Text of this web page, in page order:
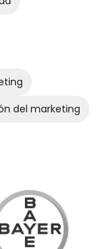
del marketing